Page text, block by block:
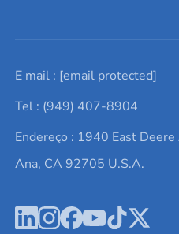
Lista de consultas
Termos e Condições
Política de Privacidade
Elementos de terras raras
Alvos de pulverização catódica
Ácido hialurônico
Promoções atuais
Notícias e blogs
Estudos de caso
E mail : [email protected]
Tel : (949) 407-8904
Endereço : 1940 East
Ana, CA 92705 U.S.A.